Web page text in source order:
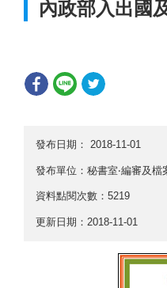
內政部入出國
發布日期： 2018-11-01
發布單位：秘書室‧編審及檔
資料點閱次數：5219
更新日期：2018-11-01